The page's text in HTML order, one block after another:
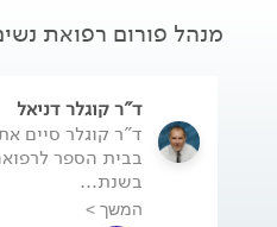
מנהל פורום רפואת
ד"ר קוגלר דניאל
ד"ר קוגלר סיים
בבית הספר
בשנת...
המשך >